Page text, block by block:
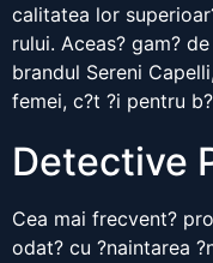
calitatea lor
rului. Aceas? gam?
brandul Sereni
femei, c?t ?i pentru
Detective
Cea mai frecvent?
odat? cu ?naintarea